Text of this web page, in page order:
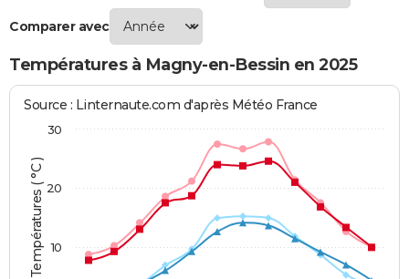
Comparer avec
Températures à Magny-en-Bessin en 2025
Températures ( °C )
Source : Linternaute.com d'après Météo France
10
20
30